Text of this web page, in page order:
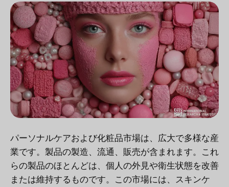
パーソナルケアおよび化粧品市場は、広大で多様な産
業です。製品の製造、流通、販売が含まれます。これ
らの製品のほとんどは、個人の外見や衛生状態を改善
または維持するものです。この市場には、スキンケ